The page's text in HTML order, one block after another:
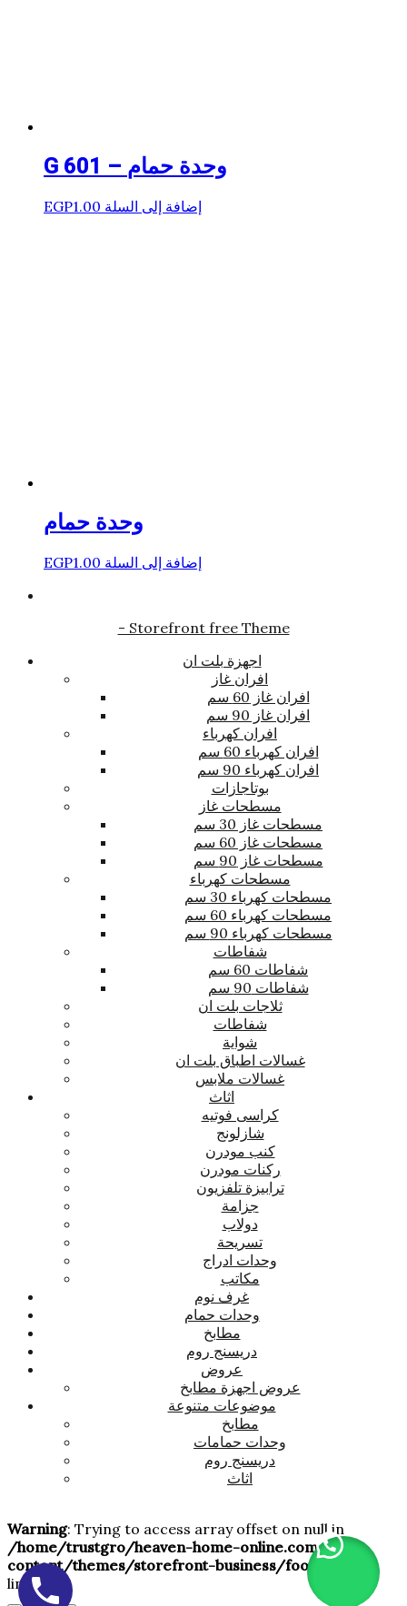
G 601 – وحدة حمام
EGP1.00 إضافة إلى السلة
وحدة حمام
EGP1.00 إضافة إلى السلة
- Storefront free Theme
اجهزة بلت ان
افران غاز
افران غاز 60 سم
افران غاز 90 سم
افران كهرباء
افران كهرباء 60 سم
افران كهرباء 90 سم
بوتاجازات
مسطحات غاز
مسطحات غاز 30 سم
مسطحات غاز 60 سم
مسطحات غاز 90 سم
مسطحات كهرباء
مسطحات كهرباء 30 سم
مسطحات كهرباء 60 سم
مسطحات كهرباء 90 سم
شفاطات
شفاطات 60 سم
شفاطات 90 سم
ثلاجات بلت ان
شفاطات
شواية
غسالات اطباق بلت ان
غسالات ملابس
اثاث
كراسى فوتيه
شازلونج
كنب مودرن
ركنات مودرن
ترابيزة تلفزيون
جزامة
دولاب
تسريحة
وحدات ادراج
مكاتب
غرف نوم
وحدات حمام
مطابخ
دريسنج روم
عروض
عروض اجهزة مطابخ
موضوعات متنوعة
مطابخ
وحدات حمامات
دريسنج روم
اثاث
Warning: Trying to access array offset on null in
/home/trustgro/heaven-home-online.com/wp-
content/themes/storefront-business/footer.php
on
line114